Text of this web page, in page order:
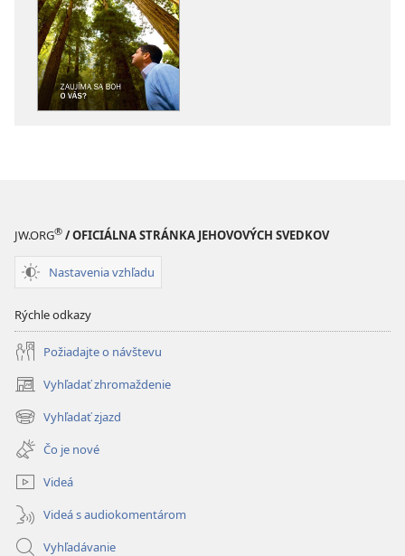
JW.ORG® / OFICIÁLNA STRÁNKA JEHOVOVÝCH SVEDKOV
Nastavenia vzhľadu
Rýchle odkazy
Požiadajte o návštevu
Vyhľadať zhromaždenie
(otvorí
nové
okno)
Vyhľadať zjazd
(otvorí
nové
okno)
Čo je nové
Videá
Videá s audiokomentárom
Vyhľadávanie